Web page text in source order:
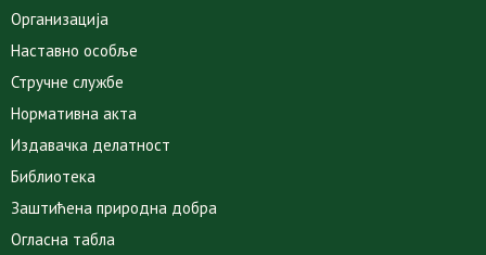
Организација
Наставно особље
Стручне службе
Нормативна акта
Издавачка делатност
Библиотека
Заштићена природна добра
Огласна табла